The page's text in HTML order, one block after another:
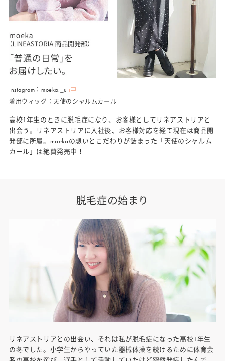
Instagram： moeka._u
着用ウィッグ：天使のシャルムカール
高校1年生のときに脱毛症になり、お客様としてリネアストリアと
出会う。リネアストリアに入社後、お客様対応を経て現在は商品開
発部に所属。moekaの想いとこだわりが詰まった「天使のシャルム
カール」は絶賛発売中！
脱毛症の始まり
リネアストリアとの出会い、それは私が脱毛症になった高校1年生
の冬でした。小学生からやっていた器械体操を続けるために体育会